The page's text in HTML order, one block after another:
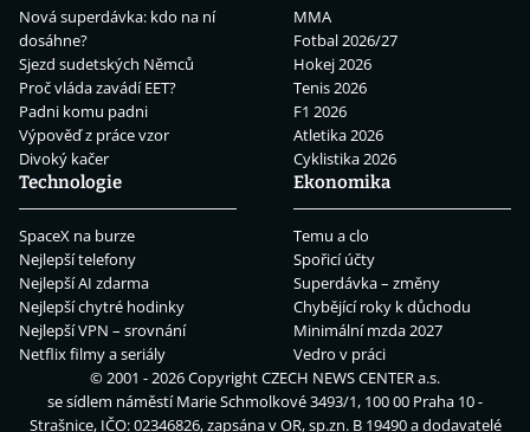
Nová superdávka: kdo na ní
dosáhne?
Sjezd sudetských Němců
Proč vláda zavádí EET?
Padni komu padni
Výpověď z práce vzor
Divoký kačer
MMA
Fotbal 2026/27
Hokej 2026
Tenis 2026
F1 2026
Atletika 2026
Cyklistika 2026
Technologie
SpaceX na burze
Nejlepší telefony
Nejlepší AI zdarma
Nejlepší chytré hodinky
Nejlepší VPN – srovnání
Netflix filmy a seriály
Ekonomika
Temu a clo
Spořicí účty
Superdávka – změny
Chybějící roky k důchodu
Minimální mzda 2027
Vedro v práci
© 2001 - 2026 CopyrightCZECH NEWS CENTER a.s.
se sídlem náměstí Marie Schmolkové 3493/1, 100 00 Praha 10 -
Strašnice, IČO: 02346826, zapsána v OR, sp.zn. B 19490 a dodavatelé